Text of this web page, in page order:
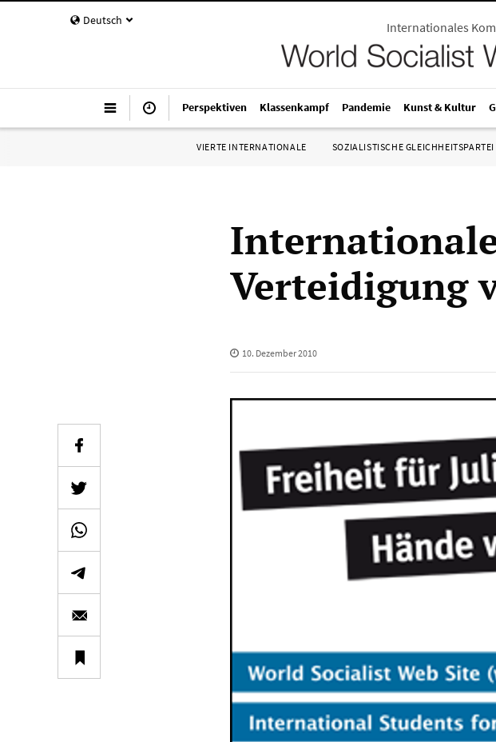
Deutsch Internationales
Perspektiven Klassenkampf Pandemie Kunst & Kultur
VIERTE INTERNATIONALE SOZIALISTISCHE GLEICHHEITSPARTEI
Verteidigung
10. Dezember 2010